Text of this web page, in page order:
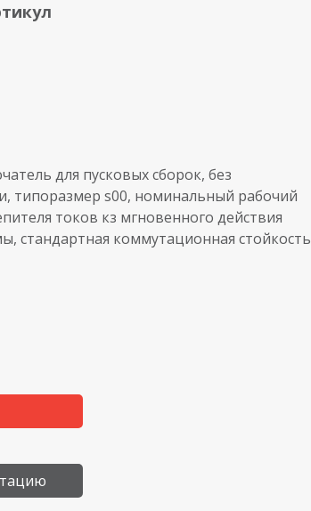
для пусковых сборок, без
типоразмер s00, номинальный рабочий
токов кз мгновенного действия
стандартная коммутационная стойкость